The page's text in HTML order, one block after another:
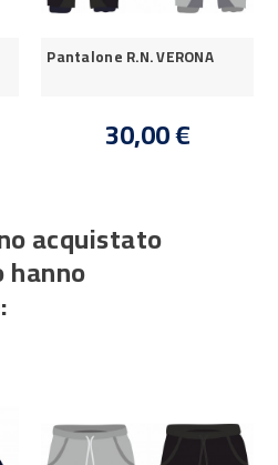
Pantalone R.N. VERONA
30,00 €
acquistato